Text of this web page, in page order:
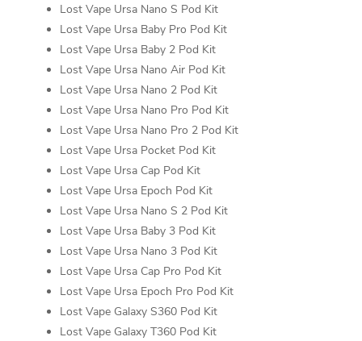
Lost Vape Ursa Nano S Pod Kit
Lost Vape Ursa Baby Pro Pod Kit
Lost Vape Ursa Baby 2 Pod Kit
Lost Vape Ursa Nano Air Pod Kit
Lost Vape Ursa Nano 2 Pod Kit
Lost Vape Ursa Nano Pro Pod Kit
Lost Vape Ursa Nano Pro 2 Pod Kit
Lost Vape Ursa Pocket Pod Kit
Lost Vape Ursa Cap Pod Kit
Lost Vape Ursa Epoch Pod Kit
Lost Vape Ursa Nano S 2 Pod Kit
Lost Vape Ursa Baby 3 Pod Kit
Lost Vape Ursa Nano 3 Pod Kit
Lost Vape Ursa Cap Pro Pod Kit
Lost Vape Ursa Epoch Pro Pod Kit
Lost Vape Galaxy S360 Pod Kit
Lost Vape Galaxy T360 Pod Kit